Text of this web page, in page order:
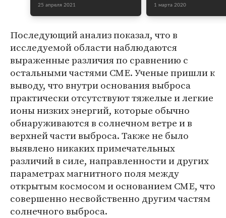
25 апреля 2021 1 марта 2020
Последующий анализ показал, что в
исследуемой области наблюдаются
выраженные различия по сравнению с
остальными частями CME. Ученые пришли к
выводу, что внутри основания выброса
практически отсутствуют тяжелые и легкие
ионы низких энергий, которые обычно
обнаруживаются в солнечном ветре и в
верхней части выброса. Также не было
выявлено никаких примечательных
различий в силе, направленности и других
параметрах магнитного поля между
открытым космосом и основанием CME, что
совершенно несвойственно другим частям
солнечного выброса.